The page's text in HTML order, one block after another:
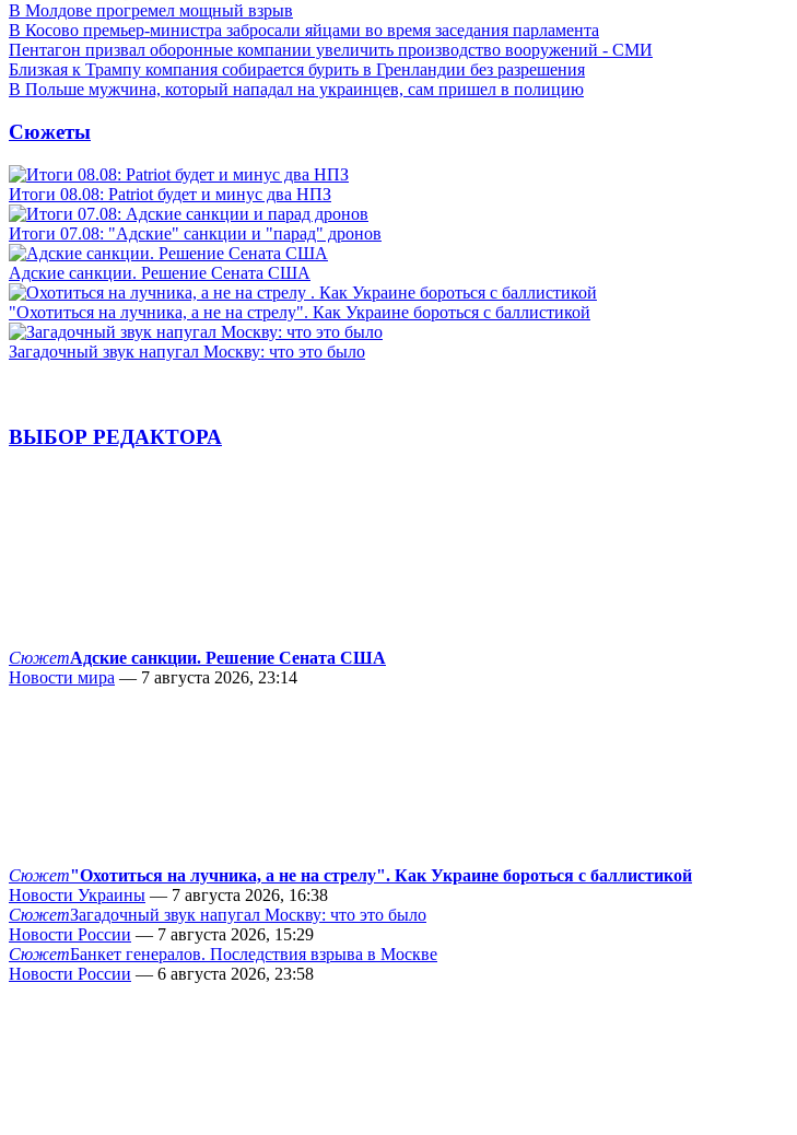
В Молдове прогремел мощный взрыв
В Косово премьер-министра забросали яйцами во время заседания парламента
Пентагон призвал оборонные компании увеличить производство вооружений - СМИ
Близкая к Трампу компания собирается бурить в Гренландии без разрешения
В Польше мужчина, который нападал на украинцев, сам пришел в полицию
Сюжеты
Итоги 08.08: Patriot будет и минус два НПЗ
Итоги 07.08: "Адские" санкции и "парад" дронов
Адские санкции. Решение Сената США
"Охотиться на лучника, а не на стрелу". Как Украине бороться с баллистикой
Загадочный звук напугал Москву: что это было
ВЫБОР РЕДАКТОРА
СюжетАдские санкции. Решение Сената США
Новости мира — 7 августа 2026, 23:14
Сюжет"Охотиться на лучника, а не на стрелу". Как Украине бороться с баллистикой
Новости Украины — 7 августа 2026, 16:38
СюжетЗагадочный звук напугал Москву: что это было
Новости России — 7 августа 2026, 15:29
СюжетБанкет генералов. Последствия взрыва в Москве
Новости России — 6 августа 2026, 23:58